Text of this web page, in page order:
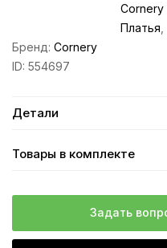
Cornery
Платья
Бренд: Cornery
ID: 554697
Детали
Товары в комплекте
Задать